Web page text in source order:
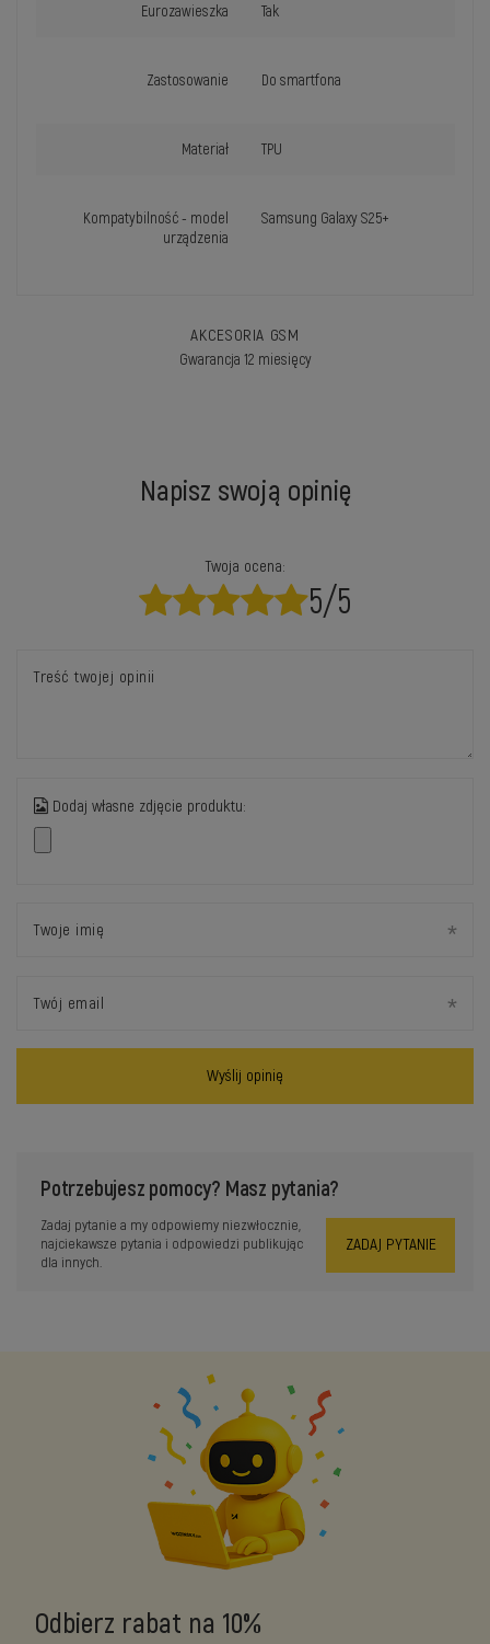
Eurozawieszka Tak
Zastosowanie Do smartfona
Materiał TPU
Kompatybilność - model
urządzenia
Samsung Galaxy S25+
AKCESORIA GSM
Gwarancja 12 miesięcy
Napisz swoją opinię
Twoja ocena:
5/5
Treść twojej opinii
Dodaj własne zdjęcie produktu:
Twoje imię
Twój email
Wyślij opinię
Potrzebujesz pomocy? Masz pytania?
Zadaj pytanie a my odpowiemy niezwłocznie,
najciekawsze pytania i odpowiedzi publikując
dla innych.
ZADAJ PYTANIE
Odbierz rabat na 10%